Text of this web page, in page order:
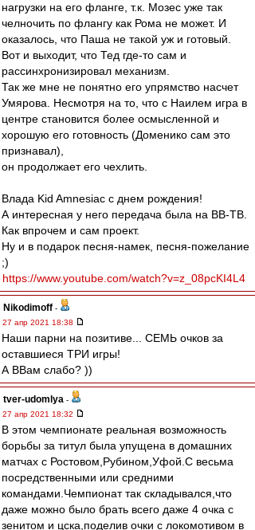
нагрузки на его фланге, т.к. Мозес уже так
челночить по флангу как Рома не может. И
оказалось, что Паша не такой уж и готовый.
Вот и выходит, что Тед где-то сам и
рассинхронизировал механизм.
Так же мне не понятно его упрямство насчет
Умярова. Несмотря на то, что с Наилем игра в
центре становится более осмысленной и
хорошую его готовность (Доменико сам это
признавал),
он продолжает его чехлить.
Влада Kid Amnesiac с днем рождения!
А интересная у него передача была на ВВ-ТВ.
Как впрочем и сам проект.
Ну и в подарок песня-намек, песня-пожелание
;)
https://www.youtube.com/watch?v=z_08pcKI4L4
Nikodimoff -
27 апр 2021 18:38
Наши парни на позитиве... СЕМЬ очков за
оставшиеся ТРИ игры!
А ВВам слабо? ))
tver-udomlya -
27 апр 2021 18:32
В этом чемпионате реальная возможность
борьбы за титул была упущена в домашних
матчах с Ростовом,Рубином,Уфой.С весьма
посредственными или средними
командами.Чемпионат так складывался,что
даже можно было брать всего даже 4 очка с
зенитом и цска,поделив очки с локомотивом в